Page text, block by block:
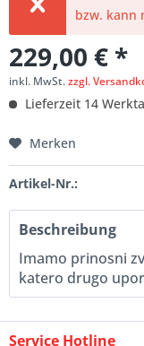
bzw. kann
229,00 € *
inkl. MwSt.zzgl.
Lieferzeit 14
Merken
Artikel-Nr.:
Beschreibung
Imamo prinosni
katero drugo
Service Hotline